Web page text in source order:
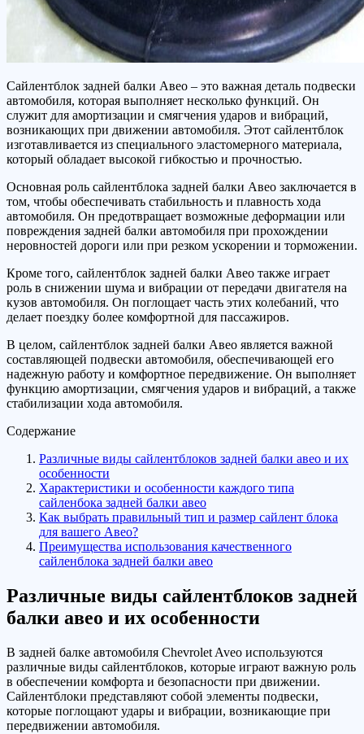
Сайлентблок задней балки Авео – это важная деталь подвески
автомобиля, которая выполняет несколько функций. Он
служит для амортизации и смягчения ударов и вибраций,
возникающих при движении автомобиля. Этот сайлентблок
изготавливается из специального эластомерного материала,
который обладает высокой гибкостью и прочностью.
Основная роль сайлентблока задней балки Авео заключается в
том, чтобы обеспечивать стабильность и плавность хода
автомобиля. Он предотвращает возможные деформации или
повреждения задней балки автомобиля при прохождении
неровностей дороги или при резком ускорении и торможении.
Кроме того, сайлентблок задней балки Авео также играет
роль в снижении шума и вибрации от передачи двигателя на
кузов автомобиля. Он поглощает часть этих колебаний, что
делает поездку более комфортной для пассажиров.
В целом, сайлентблок задней балки Авео является важной
составляющей подвески автомобиля, обеспечивающей его
надежную работу и комфортное передвижение. Он выполняет
функцию амортизации, смягчения ударов и вибраций, а также
стабилизации хода автомобиля.
Содержание
Различные виды сайлентблоков задней балки авео и их
особенности
Характеристики и особенности каждого типа
сайленбока задней балки авео
Как выбрать правильный тип и размер сайлент блока
для вашего Авео?
Преимущества использования качественного
сайленблока задней балки авео
Различные виды сайлентблоков задней
балки авео и их особенности
В задней балке автомобиля Chevrolet Aveo используются
различные виды сайлентблоков, которые играют важную роль
в обеспечении комфорта и безопасности при движении.
Сайлентблоки представляют собой элементы подвески,
которые поглощают удары и вибрации, возникающие при
передвижении автомобиля.